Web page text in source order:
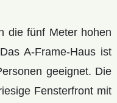
die fünf Meter hohen
A-Frame-Haus ist
geeignet. Die
Fensterfront mit